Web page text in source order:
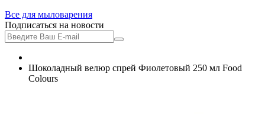
Все для мыловарения
Подписаться на новости
Шоколадный велюр спрей Фиолетовый 250 мл Food
Colours